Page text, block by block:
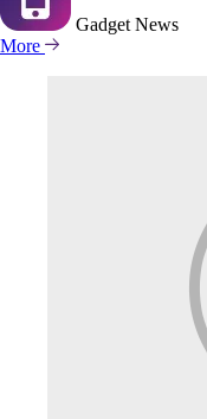
Gadget News
More